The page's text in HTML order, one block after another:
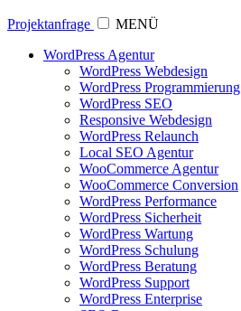
Projektanfrage
MENÜ
WordPress Agentur
WordPress Webdesign
WordPress Programmierung
WordPress SEO
Responsive Webdesign
WordPress Relaunch
Local SEO Agentur
WooCommerce Agentur
WooCommerce Conversion
WordPress Performance
WordPress Sicherheit
WordPress Wartung
WordPress Schulung
WordPress Beratung
WordPress Support
WordPress Enterprise